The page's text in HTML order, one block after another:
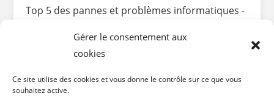
Gérer le consentement aux
cookies
Ce site utilise des cookies et vous donne le contrôle sur ce que vous
souhaitez active.
Top 5 des pannes et problèmes informatiques
Remplir votre déclaration de revenus pour le